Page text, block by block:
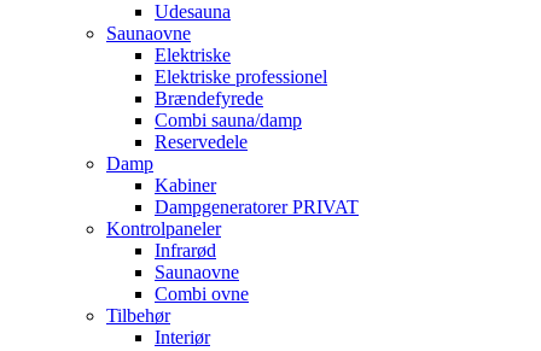
Udesauna
Saunaovne
Elektriske
Elektriske professionel
Brændefyrede
Combi sauna/damp
Reservedele
Damp
Kabiner
Dampgeneratorer PRIVAT
Kontrolpaneler
Infrarød
Saunaovne
Combi ovne
Tilbehør
Interiør